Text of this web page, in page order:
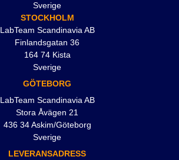
Sverige
STOCKHOLM
LabTeam Scandinavia AB
Finlandsgatan 36
164 74 Kista
Sverige
GÖTEBORG
LabTeam Scandinavia AB
Stora Åvägen 21
436 34 Askim/Göteborg
Sverige
LEVERANSADRESS